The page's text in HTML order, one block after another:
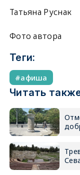
Татьяна Руснак
Фото автора
Теги:
афиша
Читать